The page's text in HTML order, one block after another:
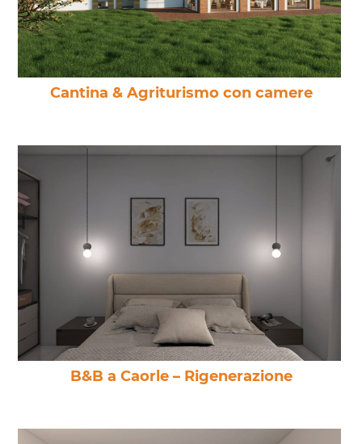
Cantina & Agriturismo con camere
B&B a Caorle – Rigenerazione